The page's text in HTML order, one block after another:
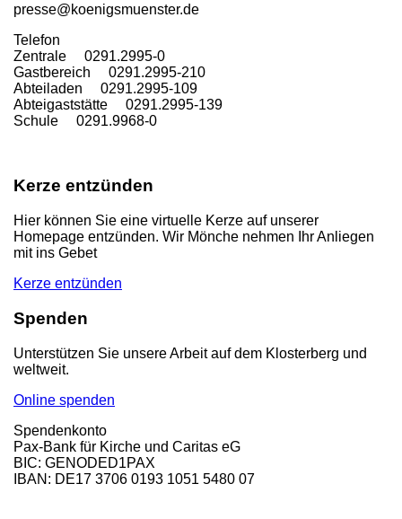
presse@koenigsmuenster.de
Telefon
Zentrale 0291.2995-0
Gastbereich 0291.2995-210
Abteiladen 0291.2995-109
Abteigaststätte 0291.2995-139
Schule 0291.9968-0
Kerze entzünden
Hier können Sie eine virtuelle Kerze auf unserer
Homepage entzünden. Wir Mönche nehmen Ihr Anliegen
mit ins Gebet
Kerze entzünden
Spenden
Unterstützen Sie unsere Arbeit auf dem Klosterberg und
weltweit.
Online spenden
Spendenkonto
Pax-Bank für Kirche und Caritas eG
BIC: GENODED1PAX
IBAN: DE17 3706 0193 1051 5480 07